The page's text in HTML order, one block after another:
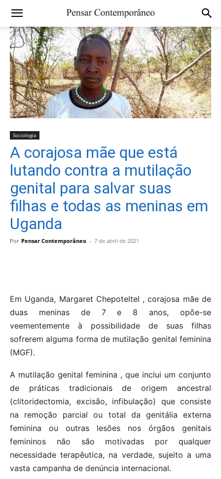
Sociologia
A corajosa mãe que está
lutando contra a mutilação
genital para salvar suas
filhas e todas as meninas em
Uganda
Por Pensar Contemporâneo - 7 de abril de 2021
Em Uganda, Margaret Chepoteltel , corajosa mãe de
duas meninas de 7 e 8 anos, opõe-se
veementemente à possibilidade de suas filhas
sofrerem alguma forma de mutilação genital feminina
(MGF).
A mutilação genital feminina , que inclui um conjunto
de práticas tradicionais de origem ancestral
(clitoridectomia, excisão, infibulação) que consiste
na remoção parcial ou total da genitália externa
feminina ou outras lesões nos órgãos genitais
femininos não são motivadas por qualquer
necessidade terapêutica, na verdade, sujeito a uma
vasta campanha de denúncia internacional.